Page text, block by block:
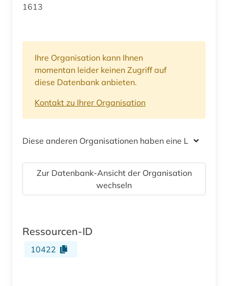
1613
Ihre Organisation kann Ihnen
momentan leider keinen Zugriff auf
diese Datenbank anbieten.
Kontakt zu Ihrer Organisation
Diese anderen Organisationen haben eine Lizenz
Zur Datenbank-Ansicht der Organisation
wechseln
Ressourcen-ID
10422